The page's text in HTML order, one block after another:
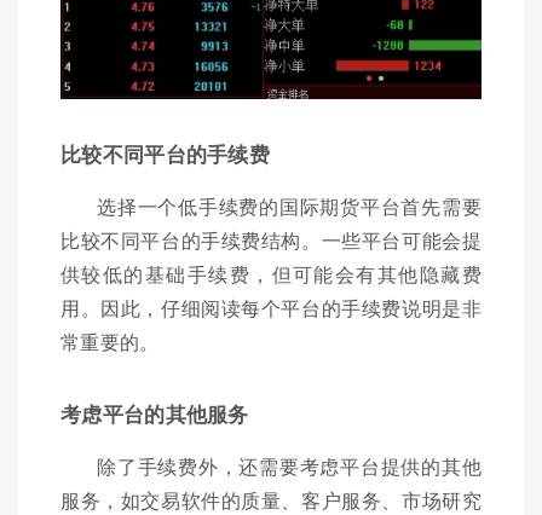
比较不同平台的手续费
选择一个低手续费的国际期货平台首先需要
比较不同平台的手续费结构。一些平台可能会提
供较低的基础手续费，但可能会有其他隐藏费
用。因此，仔细阅读每个平台的手续费说明是非
常重要的。
考虑平台的其他服务
除了手续费外，还需要考虑平台提供的其他
服务，如交易软件的质量、客户服务、市场研究